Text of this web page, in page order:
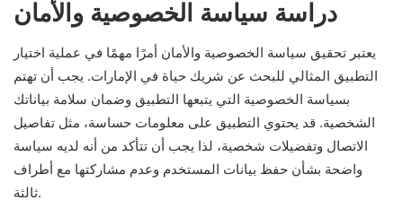
دراسة سياسة الخصوصية والأمان
يعتبر تحقيق سياسة الخصوصية والأمان أمرًا مهمًا في عملية اختيار
التطبيق المثالي للبحث عن شريك حياة في الإمارات. يجب أن تهتم
بسياسة الخصوصية التي يتبعها التطبيق وضمان سلامة بياناتك
الشخصية. قد يحتوي التطبيق على معلومات حساسة، مثل تفاصيل
الاتصال وتفضيلات شخصية، لذا يجب أن تتأكد من أنه لديه سياسة
واضحة بشأن حفظ بيانات المستخدم وعدم مشاركتها مع أطراف
ثالثة.